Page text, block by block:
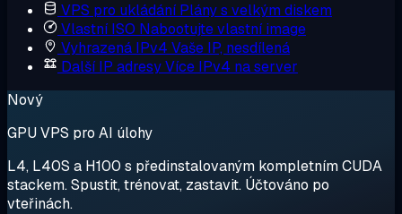
VPS pro ukládání Plány s velkým diskem
Vlastní ISO Nabootujte vlastní image
Vyhrazená IPv4 Vaše IP, nesdílená
Další IP adresyVíce IPv4 na server
Nový
GPU VPS pro AI úlohy
L4, L40S a H100 s předinstalovaným kompletním CUDA
stackem. Spustit, trénovat, zastavit. Účtováno po
vteřinách.